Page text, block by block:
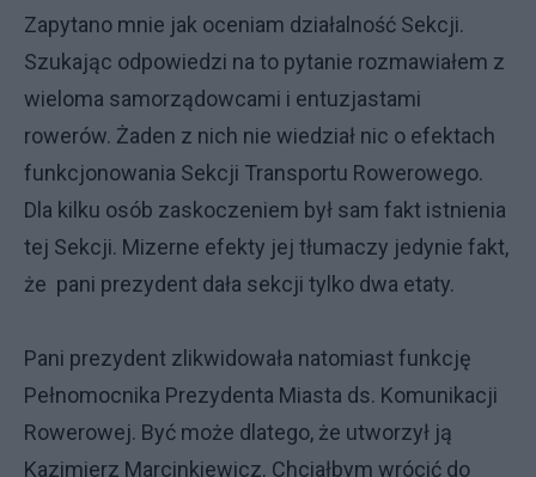
Zapytano mnie jak oceniam działalność Sekcji.
Szukając odpowiedzi na to pytanie rozmawiałem z
wieloma samorządowcami i entuzjastami
rowerów. Żaden z nich nie wiedział nic o efektach
funkcjonowania Sekcji Transportu Rowerowego.
Dla kilku osób zaskoczeniem był sam fakt istnienia
tej Sekcji. Mizerne efekty jej tłumaczy jedynie fakt,
że pani prezydent dała sekcji tylko dwa etaty.
Pani prezydent zlikwidowała natomiast funkcję
Pełnomocnika Prezydenta Miasta ds. Komunikacji
Rowerowej. Być może dlatego, że utworzył ją
Kazimierz Marcinkiewicz. Chciałbym wrócić do